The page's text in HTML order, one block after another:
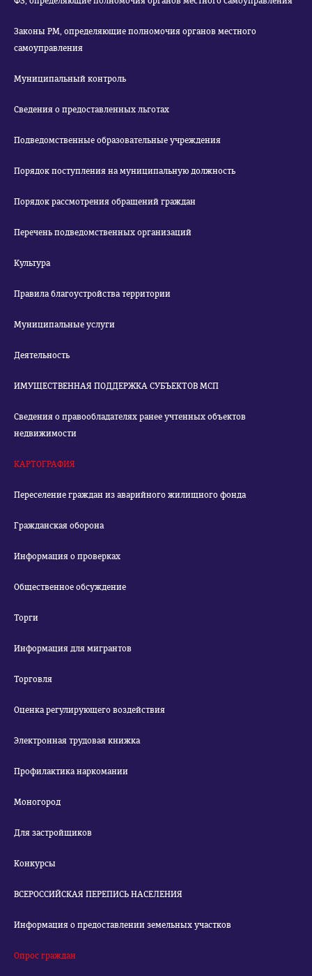
Законы РМ, определяющие полномочия органов местного
самоуправления
Муниципальный контроль
Сведения о предоставленных льготах
Подведомственные образовательные учреждения
Порядок поступления на муниципальную должность
Порядок рассмотрения обращений граждан
Перечень подведомственных организаций
Культура
Правила благоустройства территории
Муниципальные услуги
Деятельность
ИМУЩЕСТВЕННАЯ ПОДДЕРЖКА СУБЪЕКТОВ МСП
Сведения о правообладателях ранее учтенных объектов
недвижимости
КАРТОГРАФИЯ
Переселение граждан из аварийного жилищного фонда
Гражданская оборона
Информация о проверках
Общественное обсуждение
Торги
Информация для мигрантов
Торговля
Оценка регулирующего воздействия
Электронная трудовая книжка
Профилактика наркомании
Моногород
Для застройщиков
Конкурсы
ВСЕРОССИЙСКАЯ ПЕРЕПИСЬ НАСЕЛЕНИЯ
Информация о предоставлении земельных участков
Опрос граждан